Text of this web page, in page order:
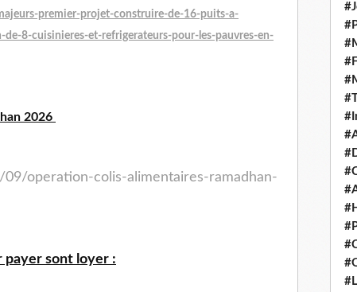
premier-projet-construire-de-16-puits-a-
8-cuisinieres-et-refrigerateurs-pour-les-pauvres-en-
2026
operation-colis-alimentaires-ramadhan-
payer sont loyer :